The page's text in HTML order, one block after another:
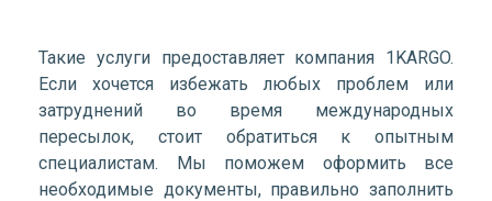
Такие услуги предоставляет компания 1KARGO.
Если хочется избежать любых проблем или
затруднений во время международных
пересылок, стоит обратиться к опытным
специалистам. Мы поможем оформить все
необходимые документы, правильно заполнить